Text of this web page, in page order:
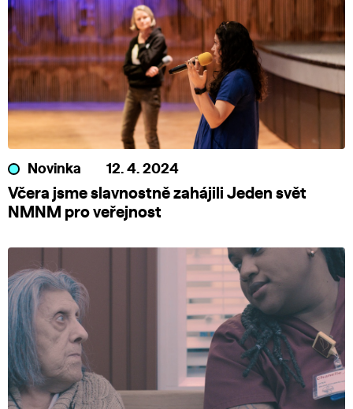
Novinka 12. 4. 2024
Včera jsme slavnostně zahájili Jeden svět
NMNM pro veřejnost